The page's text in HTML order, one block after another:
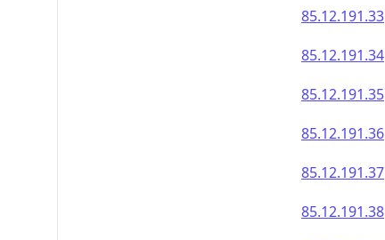
85.12.191.33
85.12.191.34
85.12.191.35
85.12.191.36
85.12.191.37
85.12.191.38